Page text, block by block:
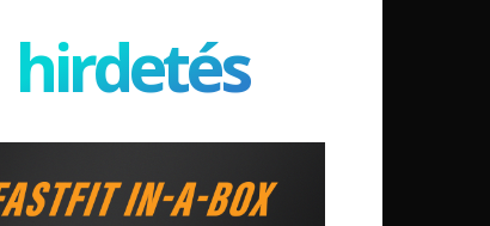
hirdetés